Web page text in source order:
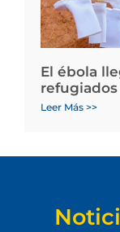
El ébola
refugiados
Leer Más >>